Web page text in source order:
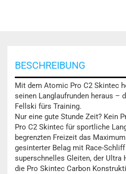
BESCHREIBUNG
Mit dem Atomic Pro C2 Skintec
seinen Langlaufrunden heraus –
Fellski fürs Training.
Nur eine gute Stunde Zeit? Kein
Pro C2 Skintec für sportliche
begrenzten Freizeit das
gesinterter Belag mit Race-
superschnelles Gleiten, der Ultra
die Pro Skintec Carbon